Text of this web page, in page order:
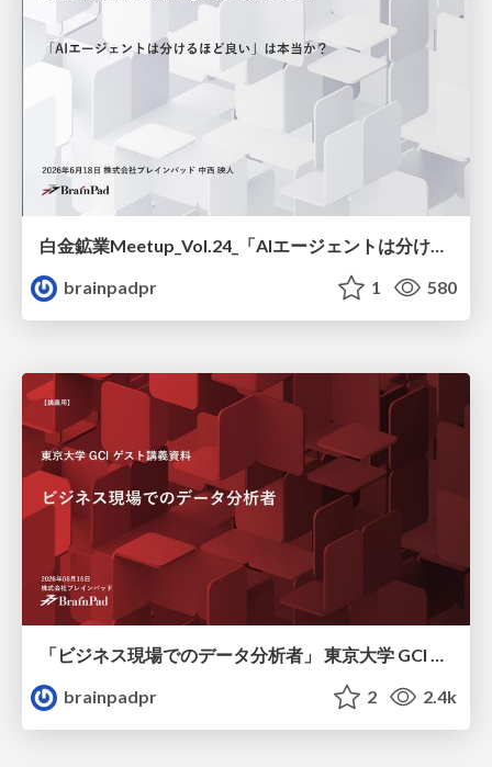
白金鉱業Meetup_Vol.24_「AIエージェントは分けるほど良い」は本当か？ / Is it true that “the more you divide AI agents, the better”?
brainpadpr
1 580
brainpadpr
2 2.4k